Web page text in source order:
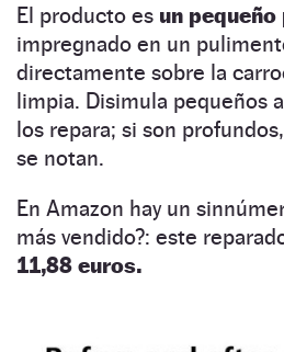
El producto es un
impregnado en un
directamente sobre la
limpia. Disimula pequeños
los repara; si son
se notan.
En Amazon hay un
más vendido?: este
11,88 euros.